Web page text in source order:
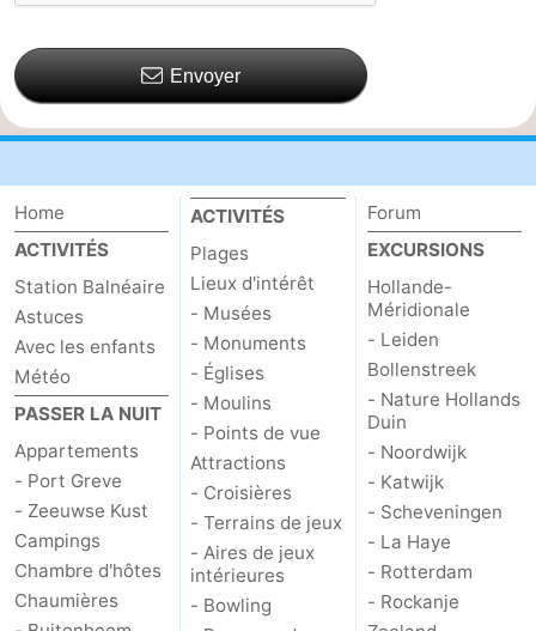
Envoyer
Home
ACTIVITÉS
Station Balnéaire
Astuces
Avec les enfants
Météo
PASSER LA NUIT
Appartements
- Port Greve
- Zeeuwse Kust
Campings
Chambre d'hôtes
Chaumières
ACTIVITÉS
Plages
Lieux d'intérêt
- Musées
- Monuments
- Églises
- Moulins
- Points de vue
Attractions
- Croisières
- Terrains de jeux
- Aires de jeux
intérieures
- Bowling
Forum
EXCURSIONS
Hollande-
Méridionale
- Leiden
Bollenstreek
- Nature Hollands
Duin
- Noordwijk
- Katwijk
- Scheveningen
- La Haye
- Rotterdam
- Rockanje